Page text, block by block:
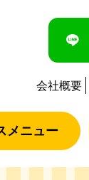
会社概要
メニュー